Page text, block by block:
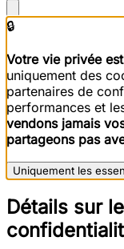
🔒
Votre vie privée
uniquement des
partenaires de
performances et
vendons jamais
partageons pas
Uniquement les
Détails sur